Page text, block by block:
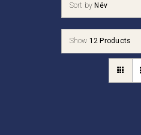
Sort by Név
Show 12 Products